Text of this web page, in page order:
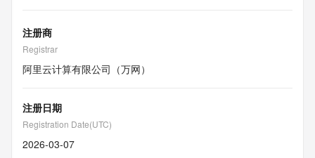
注册商
Registrar
阿里云计算有限公司（万网）
注册日期
Registration Date(UTC)
2026-03-07